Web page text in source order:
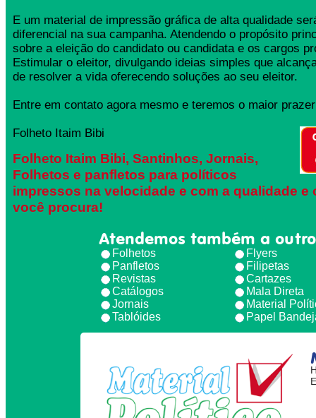
E um material de impressão gráfica de alta qualidade
diferencial na sua campanha. Atendendo o propósito
sobre a eleição do candidato ou candidata e os cargos
Estimular o eleitor, divulgando ideias simples que
de resolver a vida oferecendo soluções ao seu eleitor.
Entre em contato agora mesmo e teremos o maior
Folheto Itaim Bibi
Folheto Itaim Bibi, Santinhos, Jornais,
Folhetos e panfletos para políticos
impressos na velocidade e com a qualidade e
você procura!
Atendemos também a
Folhetos
Panfletos
Revistas
Catálogos
Jornais
Tablóides
Flyers
Filipetas
Cartazes
Mala Direta
Material
Papel